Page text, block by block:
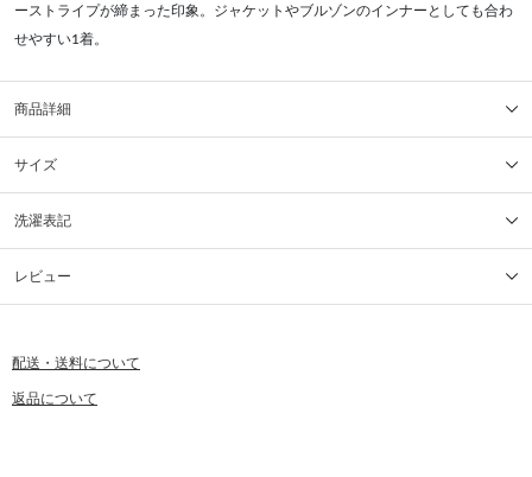
ーストライプが締まった印象。ジャケットやブルゾンのインナーとしても合わ
せやすい1着。
商品詳細
サイズ
洗濯表記
レビュー
配送・送料について
返品について